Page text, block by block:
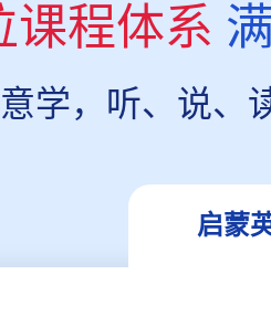
课程体系
学，听、说、
启蒙